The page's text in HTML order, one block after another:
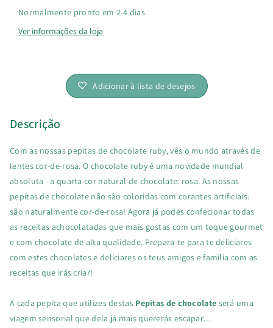
Pepitas
de
34%
Pepitas
de
Ruby
Normalmente pronto em 2-4 dias
Ver informações da loja
Adicionar à lista de desejos
Descrição
Com as nossas pepitas de chocolate ruby, vês o mundo através de
lentes cor-de-rosa. O chocolate ruby é uma novidade mundial
absoluta - a quarta cor natural de chocolate: rosa. As nossas
pepitas de chocolate não são coloridas com corantes artificiais:
são naturalmente cor-de-rosa! Agora já podes confecionar todas
as receitas achocolatadas que mais gostas com um toque gourmet
e com chocolate de alta qualidade. Prepara-te para te deliciares
com estes chocolates e deliciares os teus amigos e família com as
receitas que irás criar!
A cada pepita que utilizes destas Pepitas de chocolate será uma
viagem sensorial que dela já mais quererás escapar…